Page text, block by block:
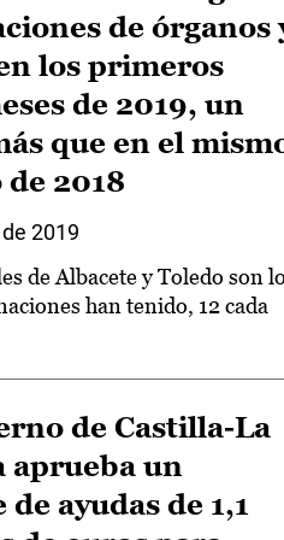
de órganos
los primeros
de 2019, un
que en el
2018
2019
de Albacete y Toledo son
han tenido, 12 cada
de Castilla-La
aprueba un
ayudas de 1,1